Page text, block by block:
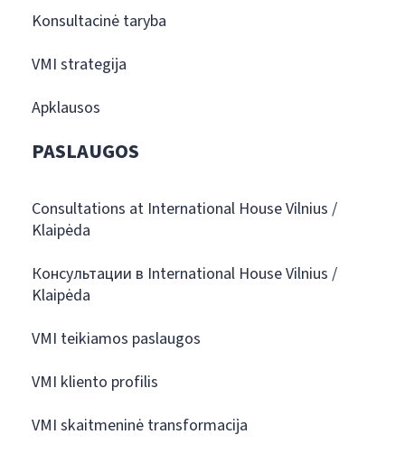
Konsultacinė taryba
VMI strategija
Apklausos
PASLAUGOS
Consultations at International House Vilnius /
Klaipėda
Консультации в International House Vilnius /
Klaipėda
VMI teikiamos paslaugos
VMI kliento profilis
VMI skaitmeninė transformacija